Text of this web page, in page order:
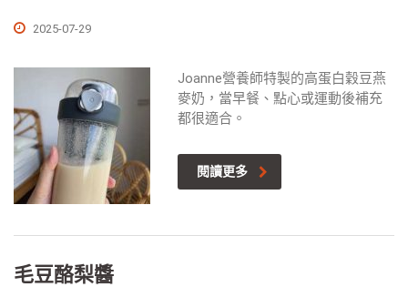
2025-07-29
Joanne營養師特製的高蛋白穀豆燕
麥奶，當早餐、點心或運動後補充
都很適合。
閱讀更多
毛豆酪梨醬